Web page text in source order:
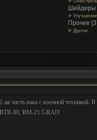
Шейдеры
»
Прочее
» Другое
2-ая часть пака с военной техникой.
BTR-80, BM-21 GRAD